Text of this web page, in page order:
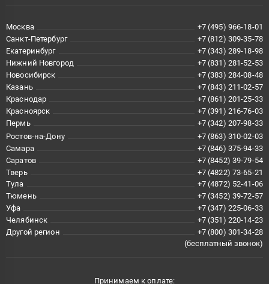
Москва
+7 (495) 966-18-01
Санкт-Петербург
+7 (812) 309-35-78
Екатеринбург
+7 (343) 289-18-98
Нижний Новгород
+7 (831) 281-52-53
Новосибирск
+7 (383) 284-08-48
Казань
+7 (843) 211-02-57
Краснодар
+7 (861) 201-25-33
Красноярск
+7 (391) 216-76-03
Пермь
+7 (342) 207-98-33
Ростов-на-Дону
+7 (863) 310-02-03
Самара
+7 (846) 375-94-33
Саратов
+7 (8452) 39-79-54
Тверь
+7 (4822) 73-65-21
Тула
+7 (4872) 52-41-06
Тюмень
+7 (3452) 39-72-57
Уфа
+7 (347) 225-06-33
Челябинск
+7 (351) 220-14-23
Другой регион
+7 (800) 301-34-28
(бесплатный звонок)
Принимаем к оплате: